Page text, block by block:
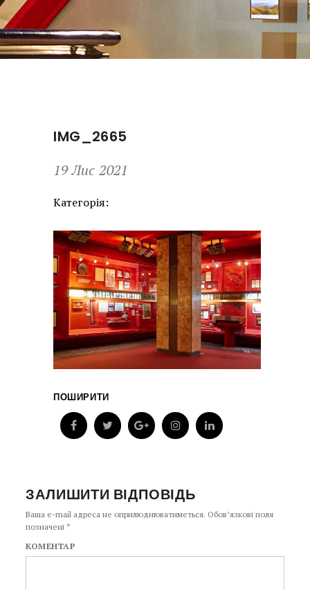
IMG_2665
19 Лис 2021
Категорія:
ПОШИРИТИ
ЗАЛИШИТИ ВІДПОВІДЬ
Ваша e-mail адреса не оприлюднюватиметься. Обов’язкові поля
позначені*
КОМЕНТАР